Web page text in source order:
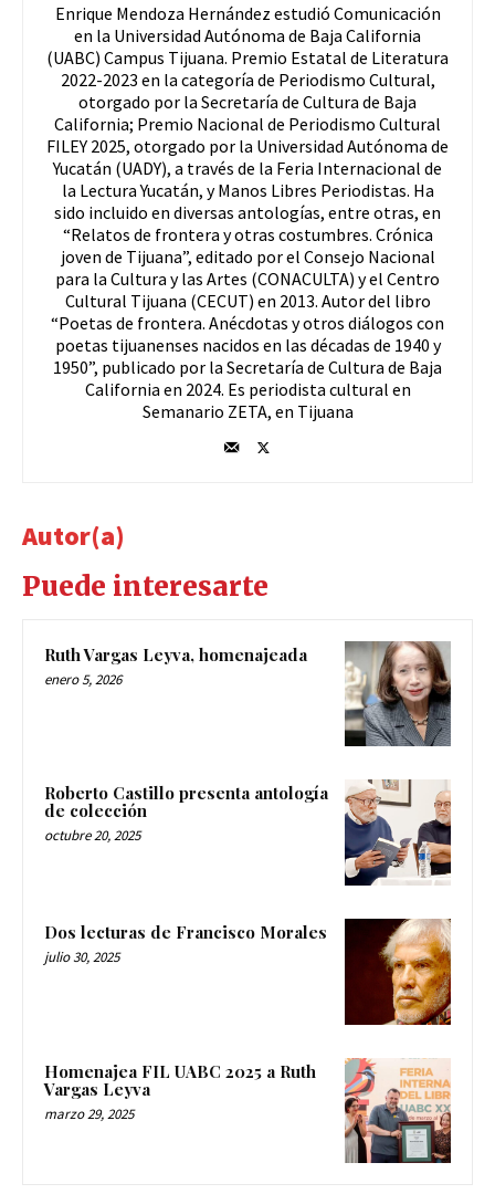
Enrique Mendoza Hernández estudió Comunicación
en la Universidad Autónoma de Baja California
(UABC) Campus Tijuana. Premio Estatal de Literatura
2022-2023 en la categoría de Periodismo Cultural,
otorgado por la Secretaría de Cultura de Baja
California; Premio Nacional de Periodismo Cultural
FILEY 2025, otorgado por la Universidad Autónoma de
Yucatán (UADY), a través de la Feria Internacional de
la Lectura Yucatán, y Manos Libres Periodistas. Ha
sido incluido en diversas antologías, entre otras, en
“Relatos de frontera y otras costumbres. Crónica
joven de Tijuana”, editado por el Consejo Nacional
para la Cultura y las Artes (CONACULTA) y el Centro
Cultural Tijuana (CECUT) en 2013. Autor del libro
“Poetas de frontera. Anécdotas y otros diálogos con
poetas tijuanenses nacidos en las décadas de 1940 y
1950”, publicado por la Secretaría de Cultura de Baja
California en 2024. Es periodista cultural en
Semanario ZETA, en Tijuana
Autor(a)
Puede interesarte
Ruth Vargas Leyva, homenajeada
enero 5, 2026
Roberto Castillo presenta antología
de colección
octubre 20, 2025
Dos lecturas de Francisco Morales
julio 30, 2025
Homenajea FIL UABC 2025 a Ruth
Vargas Leyva
marzo 29, 2025